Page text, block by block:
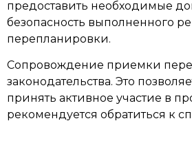
предоставить необходимые
безопасность выполненного
перепланировки.
Сопровождение приемки
законодательства. Это
принять активное участие в
рекомендуется обратиться к